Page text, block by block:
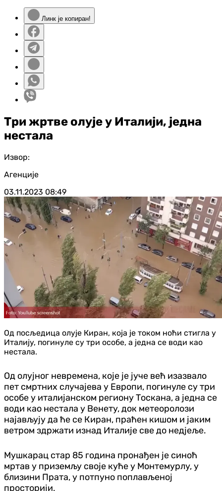
Линк је копиран!
Три жртве олује у Италији, једна
нестала
Извор:
Агенције
03.11.2023 08:49
Од посљедица олује Киран, која је током ноћи стигла у
Италију, погинуле су три особе, а једна се води као
нестала.
Од олујног невремена, које је јуче већ изазвало
пет смртних случајева у Европи, погинуле су три
особе у италијанском региону Тоскана, а једна се
води као нестала у Венету, док метеоролози
најављују да ће се Киран, праћен кишом и јаким
ветром здржати изнад Италије све до недјеље.
Мушкарац стар 85 година пронађен је синоћ
мртав у приземљу своје куће у Монтемурлу, у
близини Прата, у потпуно поплављеној
просторији.